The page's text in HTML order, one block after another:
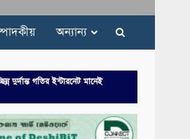
অন্যান্য
দুর্দান্ত গতির ইন্টারনেট মানেই